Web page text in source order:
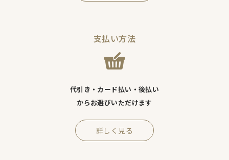
支払い方法
代引き・カード払い・後払い
からお選びいただけます
詳しく見る